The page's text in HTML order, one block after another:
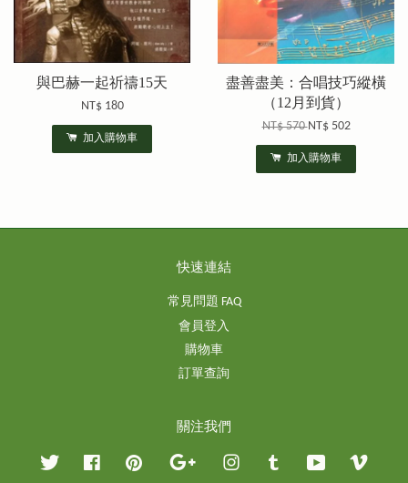
與巴赫一起祈禱15天
NT$ 180
加入購物車
盡善盡美：合唱技巧縱橫
（12月到貨）
NT$ 570NT$ 502
加入購物車
快速連結
常見問題 FAQ
會員登入
購物車
訂單查詢
關注我們
Twitter Facebook Pinterest Google InstagramTumblr YouTube